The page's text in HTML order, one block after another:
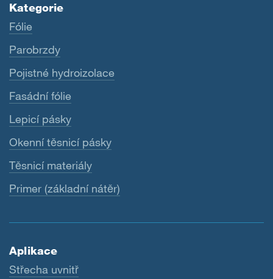
Kategorie
Fólie
Parobrzdy
Pojistné hydroizolace
Fasádní fólie
Lepicí pásky
Okenní těsnicí pásky
Těsnicí materiály
Primer (základní nátěr)
Aplikace
Střecha uvnitř